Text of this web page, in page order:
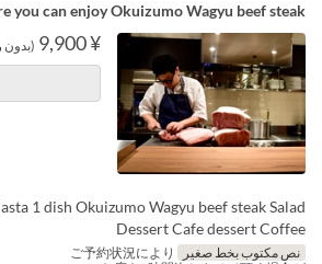
you can enjoy Okuizumo Wagyu beef steak.
¥ 9,900
1 dish Okuizumo Wagyu beef steak Salad
Dessert Cafe dessert Coffee
نص مكتوب بخط صغير